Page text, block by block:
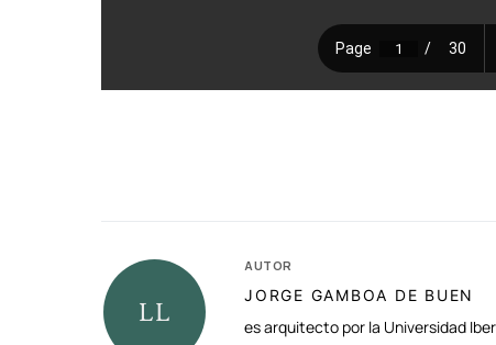
AUTOR
JORGE GAMBOA DE BUEN
es arquitecto por la Universidad